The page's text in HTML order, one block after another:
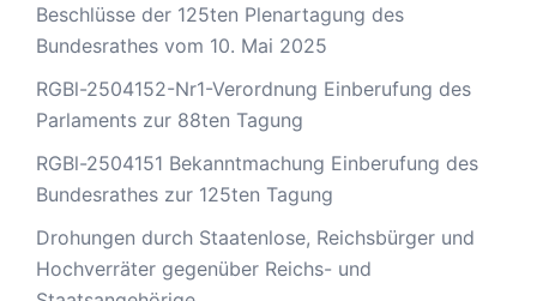
Beschlüsse der 125ten Plenartagung des
Bundesrathes vom 10. Mai 2025
RGBl-2504152-Nr1-Verordnung Einberufung des
Parlaments zur 88ten Tagung
RGBl-2504151 Bekanntmachung Einberufung des
Bundesrathes zur 125ten Tagung
Drohungen durch Staatenlose, Reichsbürger und
Hochverräter gegenüber Reichs- und